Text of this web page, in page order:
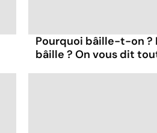
Pourquoi bâille-t-on ?
bâille ? On vous dit